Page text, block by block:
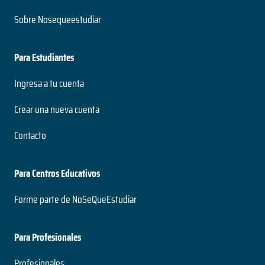
Sobre Nosequeestudiar
Para Estudiantes
Ingresa a tu cuenta
Crear una nueva cuenta
Contacto
Para Centros Educativos
Forme parte de NoSeQueEstudiar
Para Profesionales